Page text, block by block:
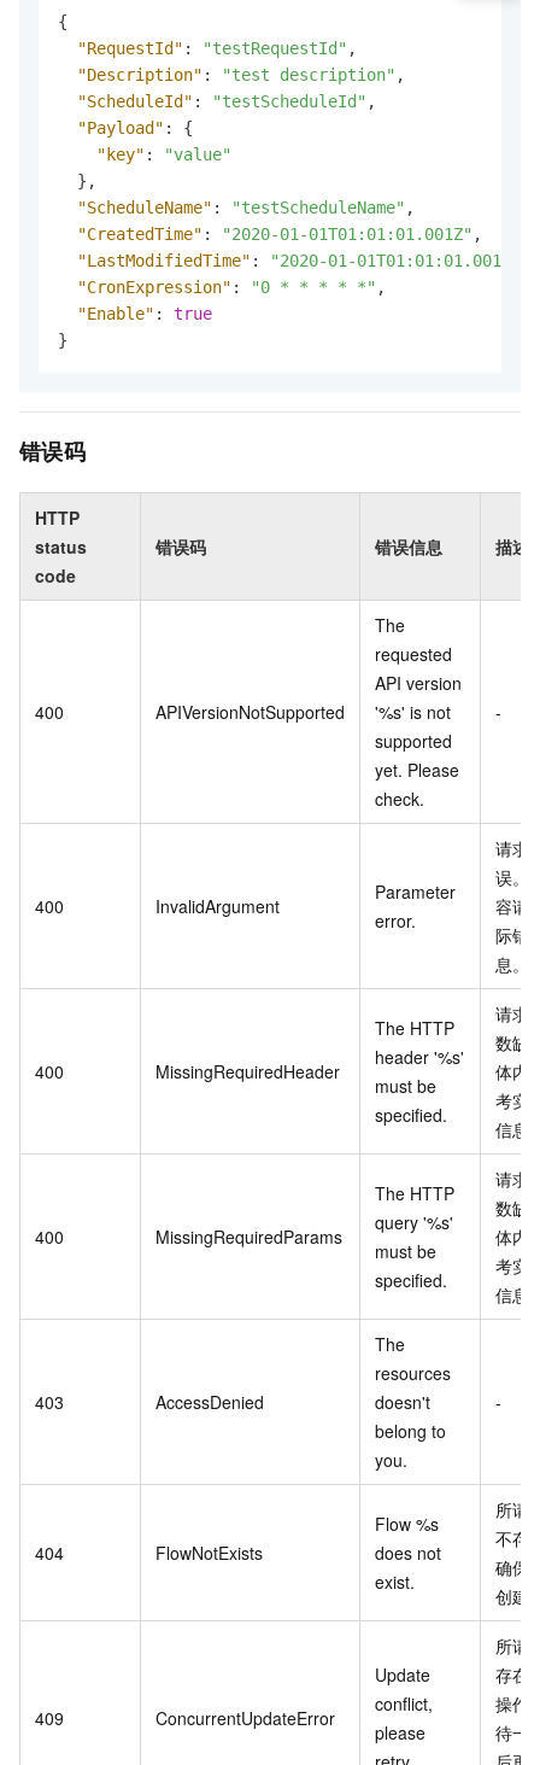
{
"RequestId" : "testRequestId" ,
"Description" : "test description" ,
"ScheduleId" : "testScheduleId" ,
"Payload" :
{
"key" :
"value"
} ,
"ScheduleName" : "testScheduleName" ,
"CreatedTime" : "2020-01-01T01:01:01.001Z" ,
"LastModifiedTime" : "2020-01-01T01:01:01.001Z"
"CronExpression" : "0 * * * * *" ,
"Enable" :
true
}
错误码
HTTP
status
code
错误码 错误信息 描述
400 APIVersionNotSupported
The
requested
API version
'%s' is not
supported
yet. Please
check.
-
400 InvalidArgument
Parameter
error.
请求
误。
容请
际错
息。
400 MissingRequiredHeader
The HTTP
header '%s'
must be
specified.
请求
数缺
体内
考实
信息
400 MissingRequiredParams
The HTTP
query '%s'
must be
specified.
请求
数缺
体内
考实
信息
403 AccessDenied
The
resources
doesn't
belong to
you.
-
404 FlowNotExists
Flow %s
does not
exist.
所请
不存
确保
创建
409 ConcurrentUpdateError
Update
conflict,
please
所请
存在
操作
待一